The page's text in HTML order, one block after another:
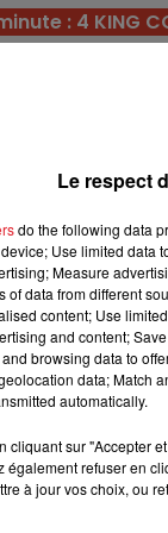
LES
: 4 KING
a rejoint les
mais a été
pour
une
cette
remarquée,
trop loin en
sur ce
mener à
sur 2100m
ici en partant
ses
en fin de
Le respect
do the following data
Use limited data
Measure
of data from different
content; Use
and content;
browsing data to
data; Match
automatically.
cliquant sur "Accepter
également refuser en
à jour vos choix, ou